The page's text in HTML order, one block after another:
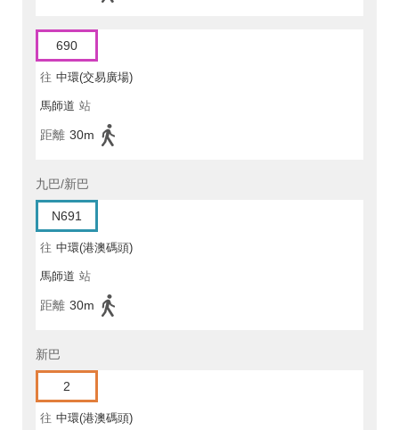
690
往 中環(交易廣場)
馬師道 站
距離 30m
九巴/新巴
N691
往 中環(港澳碼頭)
馬師道 站
距離 30m
新巴
2
往 中環(港澳碼頭)